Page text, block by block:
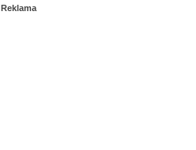
Reklama